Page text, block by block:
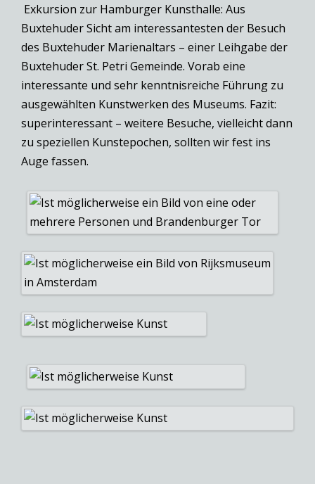
Exkursion zur Hamburger Kunsthalle: Aus
Buxtehuder Sicht am interessantesten der Besuch
des Buxtehuder Marienaltars – einer Leihgabe der
Buxtehuder St. Petri Gemeinde. Vorab eine
interessante und sehr kenntnisreiche Führung zu
ausgewählten Kunstwerken des Museums. Fazit:
superinteressant – weitere Besuche, vielleicht dann
zu speziellen Kunstepochen, sollten wir fest ins
Auge fassen.